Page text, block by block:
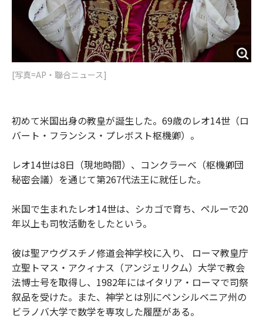
[写真=AP・聯合ニュース]
初めて米国出身の教皇が誕生した。69歳のレオ14世（ロ
バート・フランシス・プレボスト枢機卿）。
レオ14世は8日（現地時間）、コンクラーベ（枢機卿団
秘密会議）を通じて第267代法王に就任した。
米国で生まれたレオ14世は、シカゴで育ち、ペルーで20
年以上も司牧活動をしたという。
彼は聖アウグスチノ修道会神学校に入り、 ローマ教皇庁
立聖トマス・アクィナス（アンジェリクム）大学で教会
法博士号を取得し、1982年にはイタリア・ローマで司祭
叙品を受けた。また、神学とは別にペンシルベニア州の
ビラノバ大学で数学を専攻した履歴がある。